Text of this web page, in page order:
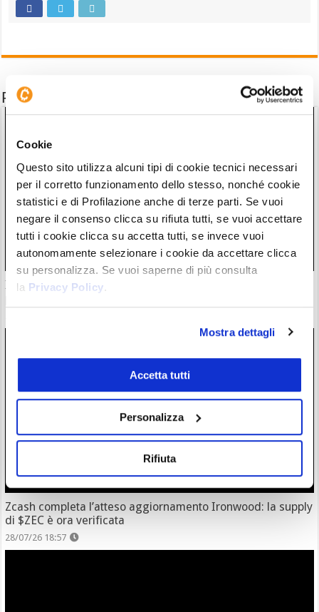
Cookie
Questo sito utilizza alcuni tipi di cookie tecnici necessari
per il corretto funzionamento dello stesso, nonché cookie
statistici e di Profilazione anche di terze parti. Se vuoi
negare il consenso clicca su rifiuta tutti, se vuoi accettare
tutti i cookie clicca su accetta tutti, se invece vuoi
autonomamente selezionare i cookie da accettare clicca
su personalizza. Se vuoi saperne di più consulta
la Privacy Policy.
Mostra dettagli
Accetta tutti
Personalizza
Rifiuta
Potrebbe interessarti anche
Il “nuovo Warren Buffett” crolla insieme all’AI. Da marzo
Zcash completa l’atteso aggiornamento Ironwood: la supply
di $ZEC è ora verificata
28/07/26 18:57